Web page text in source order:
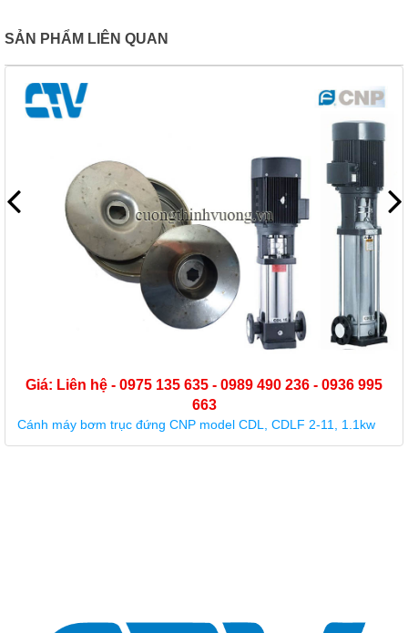
SẢN PHẨM LIÊN QUAN
Giá: Liên hệ - 0975 135 635 - 0989 490 236 - 0936 995
663
Cánh máy bơm trục đứng CNP model CDL, CDLF 2-11, 1.1kw